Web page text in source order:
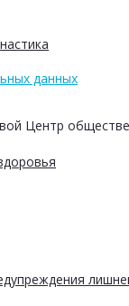
данных
Центр